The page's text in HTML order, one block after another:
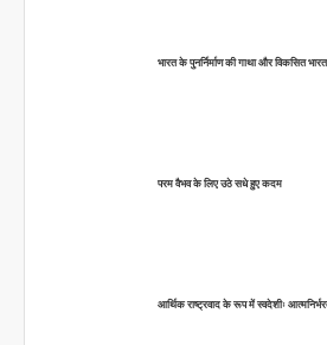
भारत के पुनर्निर्माण की गाथा और विकसित भारत
परम वैभव के लिए उठे सधे हुए कदम
आर्थिक राष्ट्रवाद के रूप में स्वदेशीः